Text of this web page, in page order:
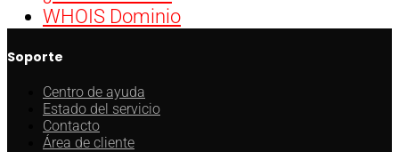
WHOIS Dominio
Soporte
Centro de ayuda
Estado del servicio
Contacto
Área de cliente